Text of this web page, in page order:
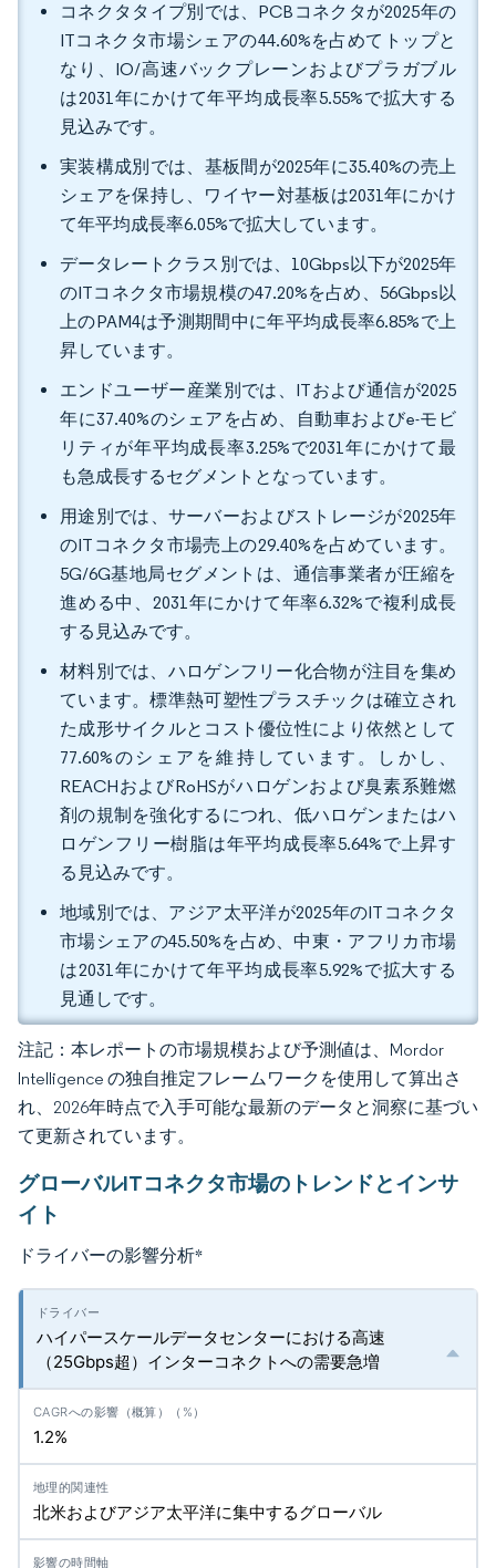
コネクタタイプ別では、PCBコネクタが2025年の
ITコネクタ市場シェアの44.60%を占めてトップと
なり、IO/高速バックプレーンおよびプラガブル
は2031年にかけて年平均成長率5.55%で拡大する
見込みです。
実装構成別では、基板間が2025年に35.40%の売上
シェアを保持し、ワイヤー対基板は2031年にかけ
て年平均成長率6.05%で拡大しています。
データレートクラス別では、10Gbps以下が2025年
のITコネクタ市場規模の47.20%を占め、56Gbps以
上のPAM4は予測期間中に年平均成長率6.85%で上
昇しています。
エンドユーザー産業別では、ITおよび通信が2025
年に37.40%のシェアを占め、自動車およびe-モビ
リティが年平均成長率3.25%で2031年にかけて最
も急成長するセグメントとなっています。
用途別では、サーバーおよびストレージが2025年
のITコネクタ市場売上の29.40%を占めています。
5G/6G基地局セグメントは、通信事業者が圧縮を
進める中、2031年にかけて年率6.32%で複利成長
する見込みです。
材料別では、ハロゲンフリー化合物が注目を集め
ています。標準熱可塑性プラスチックは確立され
た成形サイクルとコスト優位性により依然として
77.60%のシェアを維持しています。しかし、
REACHおよびRoHSがハロゲンおよび臭素系難燃
剤の規制を強化するにつれ、低ハロゲンまたはハ
ロゲンフリー樹脂は年平均成長率5.64%で上昇す
る見込みです。
地域別では、アジア太平洋が2025年のITコネクタ
市場シェアの45.50%を占め、中東・アフリカ市場
は2031年にかけて年平均成長率5.92%で拡大する
見通しです。
注記：本レポートの市場規模および予測値は、Mordor
Intelligence の独自推定フレームワークを使用して算出さ
れ、2026年時点で入手可能な最新のデータと洞察に基づい
て更新されています。
グローバルITコネクタ市場のトレンドとインサ
イト
ドライバーの影響分析*
ハイパースケールデータセンターにおける高速
（25Gbps超）インターコネクトへの需要急増
1.2%
北米およびアジア太平洋に集中するグローバル